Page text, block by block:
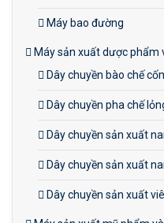
Máy bao đường
Máy sản xuất dược phẩm
Dây chuyền bào chế
Dây chuyền pha chế
Dây chuyền sản xuất
Dây chuyền sản xuất
Dây chuyền sản xuất